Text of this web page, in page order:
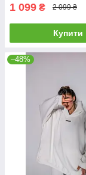
1 099 ₴ 2 099 ₴
Купити
–48%